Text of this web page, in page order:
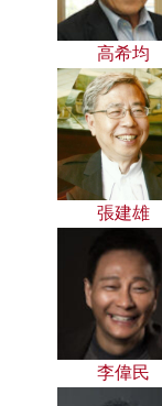
高希均
張建雄
李偉民